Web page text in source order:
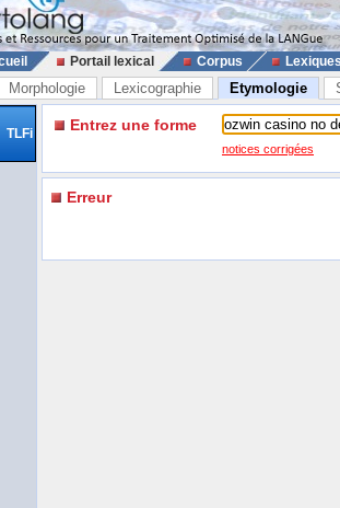
Portail lexical Corpus
Morphologie Lexicographie Etymologie
TLFi Entrez une forme
notices corrigées
Erreur